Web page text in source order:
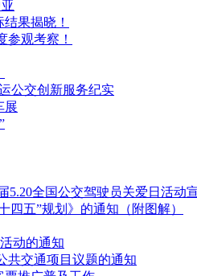
果揭晓！
参观考察！
公交创新服务纪实
展
5.20全国公交驾驶员关爱日活动
四五”规划》的通知（附图解）
动的通知
共交通项目议题的通知